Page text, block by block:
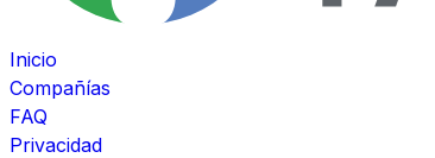
Inicio
Compañías
FAQ
Privacidad